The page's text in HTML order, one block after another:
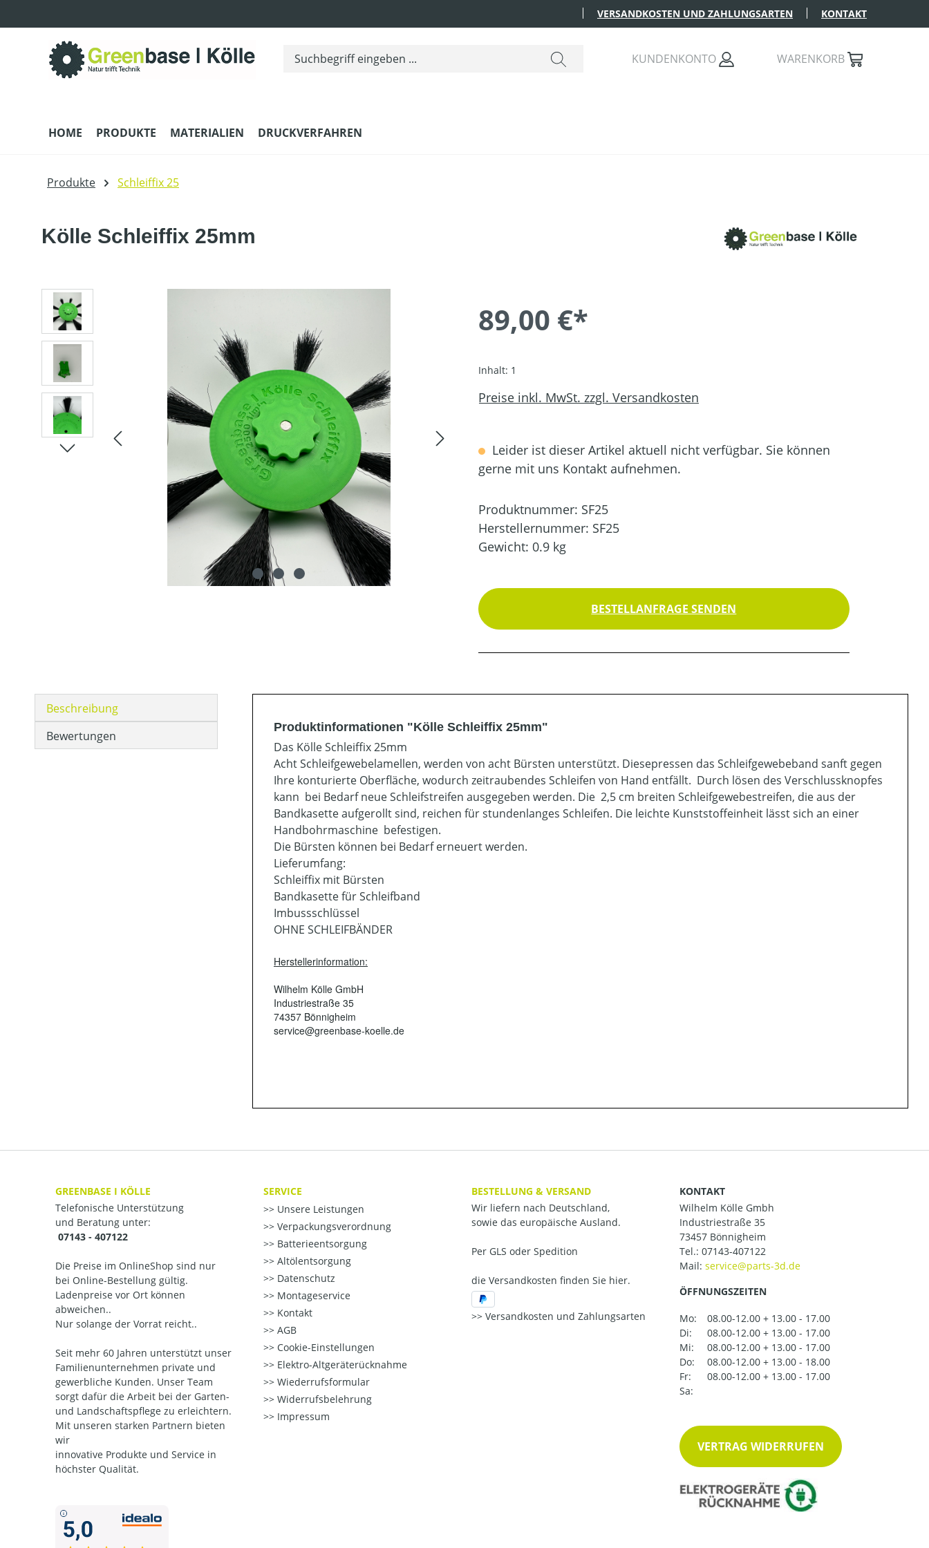
VERSANDKOSTEN UND ZAHLUNGSARTEN KONTAKT
KUNDENKONTO WARENKORB
HOME PRODUKTE MATERIALIEN DRUCKVERFAHREN
Produkte Schleiffix 25
Kölle Schleiffix 25mm
Bildergalerie überspringen
89,00 €*
Inhalt: 1
Preise inkl. MwSt. zzgl. Versandkosten
Leider ist dieser Artikel aktuell nicht verfügbar. Sie können
gerne mit uns Kontakt aufnehmen.
Produktnummer: SF25
Herstellernummer: SF25
Gewicht: 0.9 kg
BESTELLANFRAGE SENDEN
Beschreibung
Bewertungen
Produktinformationen "Kölle Schleiffix 25mm"
Das Kölle Schleiffix 25mm
Acht Schleifgewebelamellen, werden von acht Bürsten unterstützt. Diesepressen das Schleifgewebeband sanft gegen
Ihre konturierte Oberfläche, wodurch zeitraubendes Schleifen von Hand entfällt. Durch lösen des Verschlussknopfes
kann bei Bedarf neue Schleifstreifen ausgegeben werden. Die 2,5 cm breiten Schleifgewebestreifen, die aus der
Bandkasette aufgerollt sind, reichen für stundenlanges Schleifen. Die leichte Kunststoffeinheit lässt sich an einer
Handbohrmaschine befestigen.
Die Bürsten können bei Bedarf erneuert werden.
Lieferumfang:
Schleiffix mit Bürsten
Bandkasette für Schleifband
Imbussschlüssel
OHNE SCHLEIFBÄNDER
Herstellerinformation:
Wilhelm Kölle GmbH
Industriestraße 35
74357 Bönnigheim
service@greenbase-koelle.de
GREENBASE I KÖLLE
Telefonische Unterstützung
und Beratung unter:
07143 - 407122
Die Preise im OnlineShop sind nur
bei Online-Bestellung gültig.
Ladenpreise vor Ort können
abweichen..
Nur solange der Vorrat reicht..
Seit mehr 60 Jahren unterstützt unser
Familienunternehmen private und
gewerbliche Kunden. Unser Team
sorgt dafür die Arbeit bei der Garten-
und Landschaftspflege zu erleichtern.
Mit unseren starken Partnern bieten
wir
innovative Produkte und Service in
höchster Qualität.
SERVICE
Unsere Leistungen
Verpackungsverordnung
Batterieentsorgung
Altölentsorgung
Datenschutz
Montageservice
Kontakt
AGB
Cookie-Einstellungen
Elektro-Altgeräterücknahme
Wiederrufsformular
Widerrufsbelehrung
Impressum
BESTELLUNG & VERSAND
Wir liefern nach Deutschland,
sowie das europäische Ausland.
Per GLS oder Spedition
die Versandkosten finden Sie hier.
Versandkosten und Zahlungsarten
KONTAKT
Wilhelm Kölle Gmbh
Industriestraße 35
73457 Bönnigheim
Tel.: 07143-407122
Mail:
ÖFFNUNGSZEITEN
Mo:
08.00-12.00 + 13.00 - 17.00
Di:
08.00-12.00 + 13.00 - 17.00
Mi:
08.00-12.00 + 13.00 - 17.00
Do:
08.00-12.00 + 13.00 - 18.00
Fr:
08.00-12.00 + 13.00 - 17.00
Sa:
VERTRAG WIDERRUFEN